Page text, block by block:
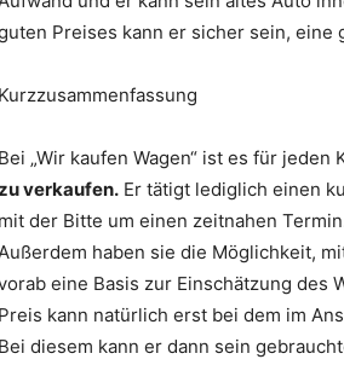
Preises kann er sicher sein, eine
Kurzzusammenfassung
Bei „Wir kaufen Wagen“ ist es für jeden
verkaufen. Er tätigt lediglich einen
mit der Bitte um einen zeitnahen
haben sie die Möglichkeit,
eine Basis zur Einschätzung des
Preis kann natürlich erst bei dem im
Bei diesem kann er dann sein